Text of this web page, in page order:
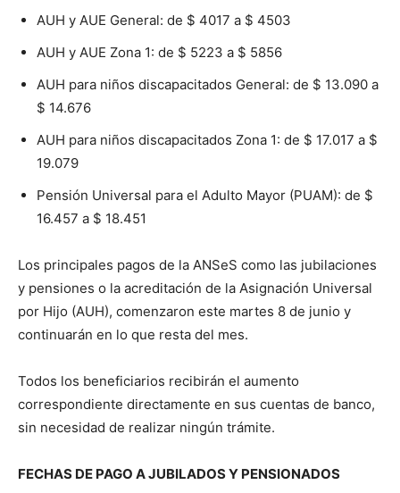
AUH y AUE General: de $ 4017 a $ 4503
AUH y AUE Zona 1: de $ 5223 a $ 5856
AUH para niños discapacitados General: de $ 13.090 a
$ 14.676
AUH para niños discapacitados Zona 1: de $ 17.017 a $
19.079
Pensión Universal para el Adulto Mayor (PUAM): de $
16.457 a $ 18.451
Los principales pagos de la ANSeS como las jubilaciones
y pensiones o la acreditación de la Asignación Universal
por Hijo (AUH), comenzaron este martes 8 de junio y
continuarán en lo que resta del mes.
Todos los beneficiarios recibirán el aumento
correspondiente directamente en sus cuentas de banco,
sin necesidad de realizar ningún trámite.
FECHAS DE PAGO A JUBILADOS Y PENSIONADOS